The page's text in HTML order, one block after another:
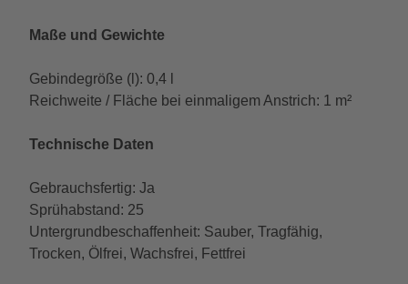
Maße und Gewichte
Gebindegröße (l): 0,4 l
Reichweite / Fläche bei einmaligem Anstrich: 1 m²
Technische Daten
Gebrauchsfertig: Ja
Sprühabstand: 25
Untergrundbeschaffenheit: Sauber, Tragfähig,
Trocken, Ölfrei, Wachsfrei, Fettfrei